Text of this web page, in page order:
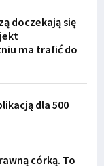
doczekają się
ma trafić do
dla 500
córką. To